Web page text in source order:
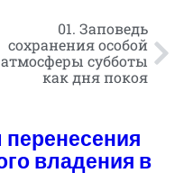
01. Заповедь
сохранения особой
атмосферы субботы
как дня покоя
перенесения
владения в